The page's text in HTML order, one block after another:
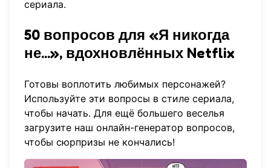
сериала.
50 вопросов для «Я никогда
не...», вдохновлённых Netflix
Готовы воплотить любимых персонажей?
Используйте эти вопросы в стиле сериала,
чтобы начать. Для ещё большего веселья
загрузите наш онлайн-генератор вопросов,
чтобы сюрпризы не кончались!